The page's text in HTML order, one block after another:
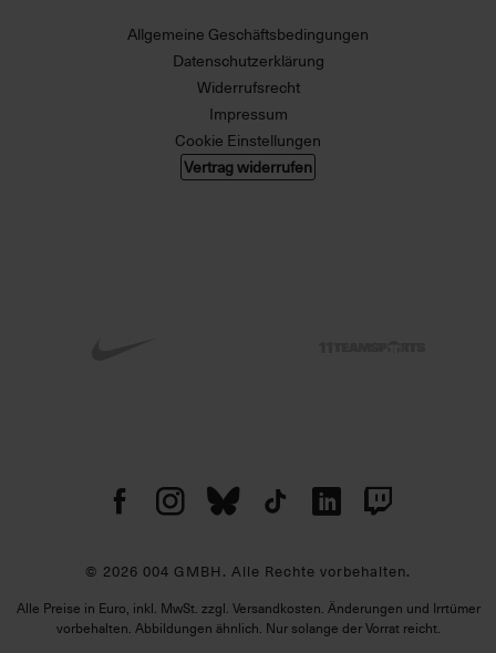
Allgemeine Geschäftsbedingungen
Datenschutzerklärung
Widerrufsrecht
Impressum
Cookie Einstellungen
Vertrag widerrufen
© 2026 004 GMBH. Alle Rechte vorbehalten.
Alle Preise in Euro, inkl. MwSt. zzgl. Versandkosten. Änderungen und Irrtümer
vorbehalten. Abbildungen ähnlich. Nur solange der Vorrat reicht.